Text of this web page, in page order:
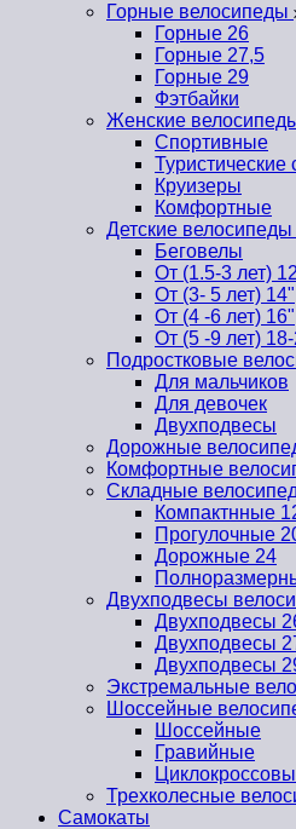
Горные велосипеды
Горные 26
Горные 27,5
Горные 29
Фэтбайки
Женские
Спортивные
Круизеры
Комфортные
Детские велосипеды
Беговелы
От (1.5-3 лет)
От (3- 5 лет) 14"
От (4 -6 лет) 16"
От (5 -9 лет)
Подростковые
Для мальчиков
Для девочек
Двухподвесы
Дорожные
Комфортные
Складные
Компактнные
Прогулочные
Дорожные 24
Двухподвесы
Двухподвесы
Двухподвесы
Двухподвесы
Экстремальные
Шоссейные
Шоссейные
Гравийные
Трехколесные
Самокаты